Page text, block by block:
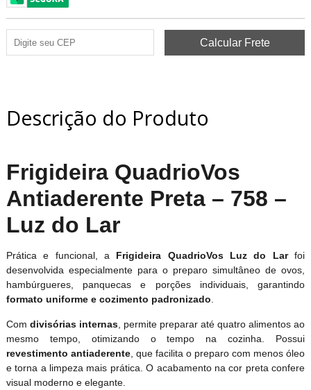
Descrição do Produto
Frigideira QuadrioVos
Antiaderente Preta – 758 –
Luz do Lar
Prática e funcional, a Frigideira QuadrioVos Luz do Larfoi
desenvolvida especialmente para o preparo simultâneo de ovos,
hambúrgueres, panquecas e porções individuais, garantindo
formato uniforme e cozimento padronizado.
Com divisórias internas, permite preparar até quatro alimentos ao
mesmo tempo, otimizando o tempo na cozinha. Possui
revestimento antiaderente, que facilita o preparo com menos óleo
e torna a limpeza mais prática. O acabamento na cor preta confere
visual moderno e elegante.